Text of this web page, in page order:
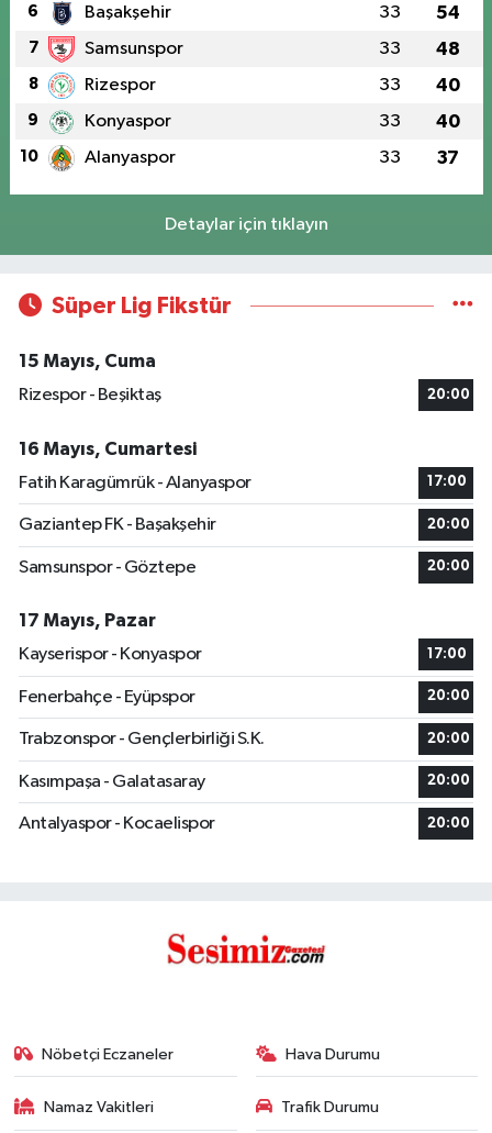
6 Başakşehir 33 54
7 Samsunspor 33 48
8 Rizespor 33 40
9 Konyaspor 33 40
10 Alanyaspor 33 37
Detaylar için tıklayın
Süper Lig Fikstür
15 Mayıs, Cuma
Rizespor - Beşiktaş
20:00
16 Mayıs, Cumartesi
Fatih Karagümrük - Alanyaspor
17:00
Gaziantep FK - Başakşehir 20:00
Samsunspor - Göztepe 20:00
17 Mayıs, Pazar
Kayserispor - Konyaspor
17:00
Fenerbahçe - Eyüpspor 20:00
Trabzonspor - Gençlerbirliği S.K. 20:00
Kasımpaşa - Galatasaray 20:00
Antalyaspor - Kocaelispor 20:00
Nöbetçi Eczaneler Hava Durumu
Namaz Vakitleri Trafik Durumu